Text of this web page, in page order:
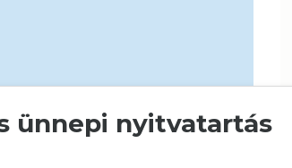
ünnepi nyitvatartás